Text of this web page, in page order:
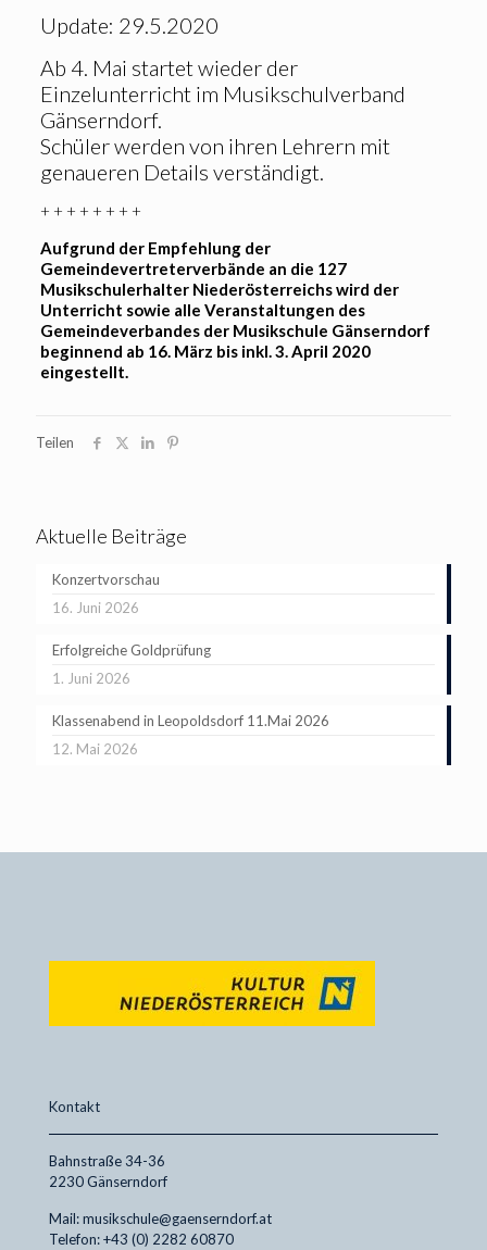
Update: 29.5.2020
Ab 4. Mai startet wieder der
Einzelunterricht im Musikschulverband
Gänserndorf.
Schüler werden von ihren Lehrern mit
genaueren Details verständigt.
+ + + + + + + +
Aufgrund der Empfehlung der
Gemeindevertreterverbände an die 127
Musikschulerhalter Niederösterreichs wird der
Unterricht sowie alle Veranstaltungen des
Gemeindeverbandes der Musikschule Gänserndorf
beginnend ab 16. März bis inkl. 3. April 2020
eingestellt.
Teilen
Aktuelle Beiträge
Konzertvorschau
16. Juni 2026
Erfolgreiche Goldprüfung
1. Juni 2026
Klassenabend in Leopoldsdorf 11.Mai 2026
12. Mai 2026
Kontakt
Bahnstraße 34-36
2230 Gänserndorf
Mail: musikschule@gaenserndorf.at
Telefon: +43 (0) 2282 60870